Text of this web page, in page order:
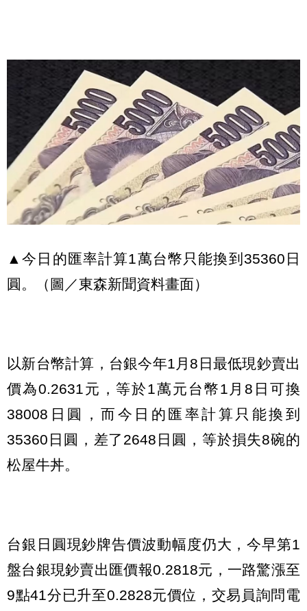
▲今日的匯率計算1萬台幣只能換到35360日
圓。（圖／東森新聞資料畫面）
以新台幣計算，台銀今年1月8日最低現鈔賣出
價為0.2631元，等於1萬元台幣1月8日可換
38008日圓，而今日的匯率計算只能換到
35360日圓，差了2648日圓，等於損失8碗的
松屋牛丼。
台銀日圓現鈔牌告價波動幅度仍大，今早第1
盤台銀現鈔賣出匯價報0.2818元，一路驚漲至
9點41分已升至0.2828元價位，交易員詢問電